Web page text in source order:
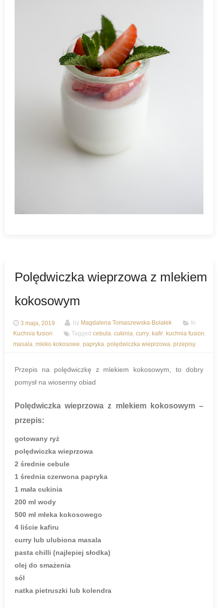
Polędwiczka wieprzowa z mlekiem
kokosowym
3 maja, 2019 by Magdalena Tomaszewska-Bolałek
In
Kuchnia fusion
Tagged cebula, cukinia, curry, kafir, kuchnia fusion,
masala, mleko kokosowe, papryka, polędwiczka wieprzowa, przepisy
Przepis na polędwiczkę z mlekiem kokosowym, to dobry
pomysł na wiosenny obiad
Polędwiczka wieprzowa z mlekiem kokosowym–
przepis:
gotowany ryż
polędwiczka wieprzowa
2 średnie cebule
1 średnia czerwona papryka
1 mała cukinia
200 ml wody
500 ml mleka kokosowego
4 liście kafiru
curry lub ulubiona masala
pasta chilli (najlepiej słodka)
olej do smażenia
sól
natka pietruszki lub kolendra